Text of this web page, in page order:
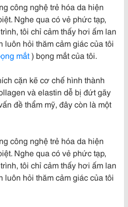
công nghệ trẻ hóa da hiện
Nghe qua có vẻ phức tạp,
tôi chỉ cảm thấy hơi ấm lan
luôn hỏi thăm cảm giác của tôi
mắt) bọng mắt của tôi.
cặn kẽ cơ chế hình thành
và elastin dễ bị đứt gãy
đề thẩm mỹ, đây còn là một
công nghệ trẻ hóa da hiện
Nghe qua có vẻ phức tạp,
tôi chỉ cảm thấy hơi ấm lan
luôn hỏi thăm cảm giác của tôi